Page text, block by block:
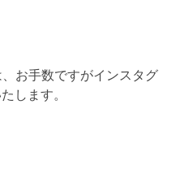
お手数ですがインスタグ
します。